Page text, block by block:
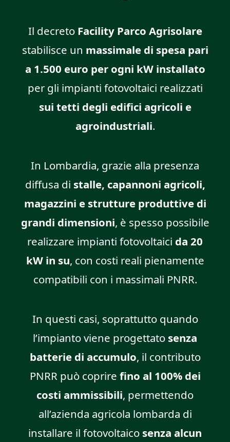
Il decreto Facility Parco Agrisolare
stabilisce un massimale di spesa pari
a 1.500 euro per ogni kW installato
per gli impianti fotovoltaici realizzati
sui tetti degli edifici agricoli e
agroindustriali.
In Lombardia, grazie alla presenza
diffusa di stalle, capannoni agricoli,
magazzini e strutture produttive di
grandi dimensioni, è spesso possibile
realizzare impianti fotovoltaici da 20
kW in su, con costi reali pienamente
compatibili con i massimali PNRR.
In questi casi, soprattutto quando
l’impianto viene progettato senza
batterie di accumulo, il contributo
PNRR può coprire fino al 100% dei
costi ammissibili, permettendo
all’azienda agricola lombarda di
installare il fotovoltaico senza alcun